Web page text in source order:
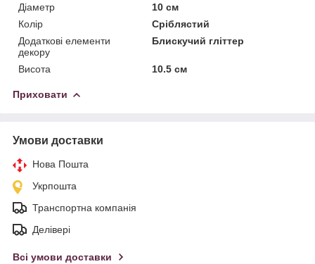
Діаметр
10 см
Колір
Сріблястий
Додаткові елементи
декору
Блискучий гліттер
Висота 10.5 см
Приховати
Умови доставки
Нова Пошта
Укрпошта
Транспортна компанія
Делівері
Всі умови доставки